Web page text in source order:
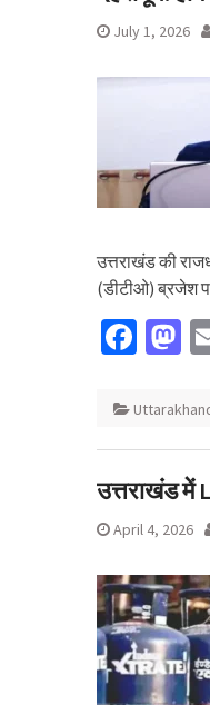
July 1, 2026
उत्तराखंड की
(डीटीओ) ब्रजेश
उत्तराखंड में
April 4, 2026